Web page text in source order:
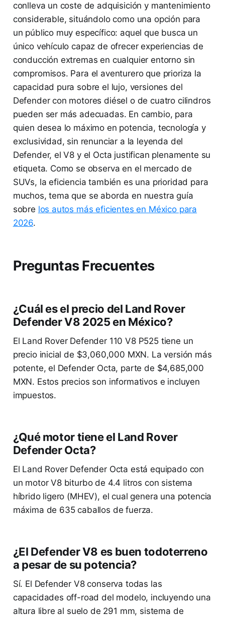
conlleva un coste de adquisición y mantenimiento
considerable, situándolo como una opción para
un público muy específico: aquel que busca un
único vehículo capaz de ofrecer experiencias de
conducción extremas en cualquier entorno sin
compromisos. Para el aventurero que prioriza la
capacidad pura sobre el lujo, versiones del
Defender con motores diésel o de cuatro cilindros
pueden ser más adecuadas. En cambio, para
quien desea lo máximo en potencia, tecnología y
exclusividad, sin renunciar a la leyenda del
Defender, el V8 y el Octa justifican plenamente su
etiqueta. Como se observa en el mercado de
SUVs, la eficiencia también es una prioridad para
muchos, tema que se aborda en nuestra guía
sobre los autos más eficientes en México para
2026.
Preguntas Frecuentes
¿Cuál es el precio del Land Rover
Defender V8 2025 en México?
El Land Rover Defender 110 V8 P525 tiene un
precio inicial de $3,060,000 MXN. La versión más
potente, el Defender Octa, parte de $4,685,000
MXN. Estos precios son informativos e incluyen
impuestos.
¿Qué motor tiene el Land Rover
Defender Octa?
El Land Rover Defender Octa está equipado con
un motor V8 biturbo de 4.4 litros con sistema
híbrido ligero (MHEV), el cual genera una potencia
máxima de 635 caballos de fuerza.
¿El Defender V8 es buen todoterreno
a pesar de su potencia?
Sí. El Defender V8 conserva todas las
capacidades off-road del modelo, incluyendo una
altura libre al suelo de 291 mm, sistema de